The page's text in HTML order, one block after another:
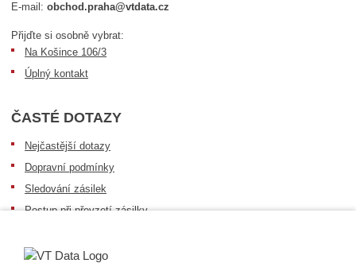
E-mail:obchod.praha@vtdata.cz
Přijďte si osobně vybrat:
Na Košince 106/3
Úplný kontakt
ČASTÉ DOTAZY
Nejčastější dotazy
Dopravní podmínky
Sledování zásilek
Postup při převzetí zásilky
Obecné informace